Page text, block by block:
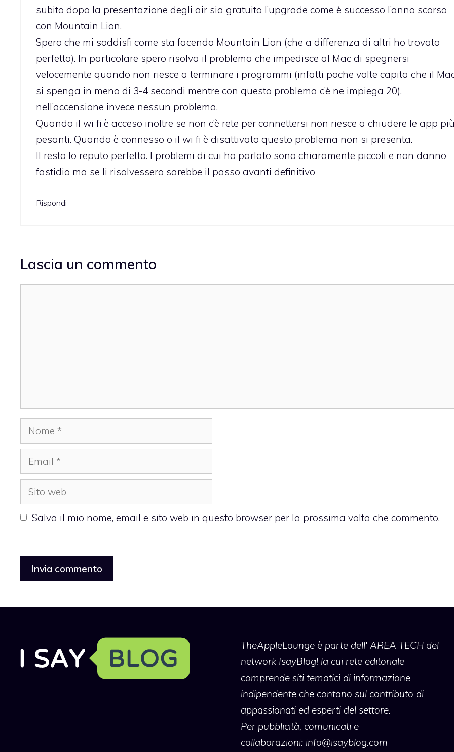
subito dopo la presentazione degli air sia gratuito l’upgrade come è successo l’anno scorso
con Mountain Lion.
Spero che mi soddisfi come sta facendo Mountain Lion (che a differenza di altri ho trovato
perfetto). In particolare spero risolva il problema che impedisce al Mac di spegnersi
velocemente quando non riesce a terminare i programmi (infatti poche volte capita che il
si spenga in meno di 3-4 secondi mentre con questo problema c’è ne impiega 20).
nell’accensione invece nessun problema.
Quando il wi fi è acceso inoltre se non c’è rete per connettersi non riesce a chiudere le app
pesanti. Quando è connesso o il wi fi è disattivato questo problema non si presenta.
Il resto lo reputo perfetto. I problemi di cui ho parlato sono chiaramente piccoli e non danno
fastidio ma se li risolvessero sarebbe il passo avanti definitivo
Rispondi
Lascia un commento
Nome
Email
Sito
web
Salva il mio nome, email e sito web in questo browser per la prossima volta che commento.
TheAppleLoungeè parte dell' AREA TECH del
network IsayBlog! la cui rete editoriale
comprende siti tematici di informazione
indipendente che contano sul contributo di
appassionati ed esperti del settore.
Per pubblicità, comunicati e
collaborazioni: info@isayblog.com